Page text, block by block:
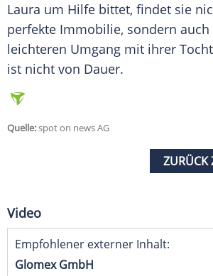
Laura um Hilfe bittet, findet sie
perfekte Immobilie, sondern
leichteren Umgang mit ihrer
ist nicht von Dauer.
Quelle:spot on news AG
ZURÜCK
Video
Empfohlener externer Inhalt:
Glomex GmbH